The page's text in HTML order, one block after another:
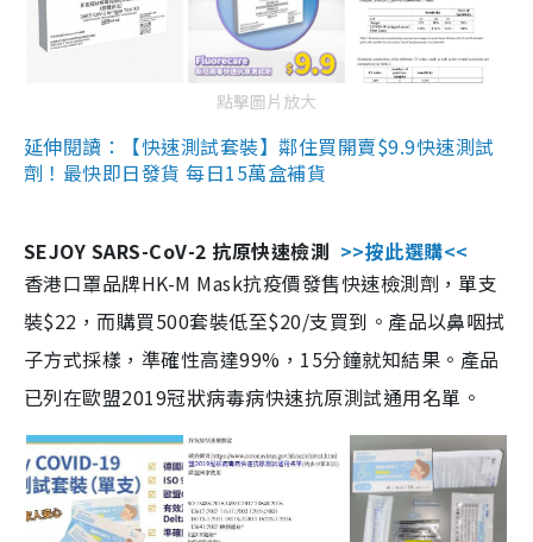
點擊圖片放大
延伸閱讀：【快速測試套裝】鄰住買開賣$9.9快速測試
劑！最快即日發貨 每日15萬盒補貨
SEJOY SARS-CoV-2 抗原快速檢測 >>按此選購<<
香港口罩品牌HK-M Mask抗疫價發售快速檢測劑，單支
裝$22，而購買500套裝低至$20/支買到。產品以鼻咽拭
子方式採樣，準確性高達99%，15分鐘就知結果。產品
已列在歐盟2019冠狀病毒病快速抗原測試通用名單。